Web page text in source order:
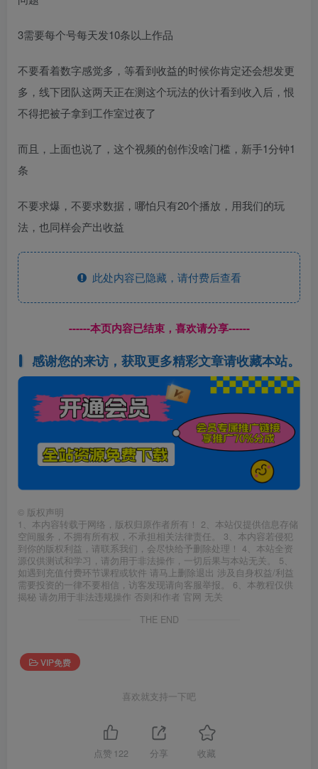
3需要每个号每天发10条以上作品
不要看着数字感觉多，等看到收益的时候你肯定还会想发更
多，线下团队这两天正在测这个玩法的伙计看到收入后，恨
不得把被子拿到工作室过夜了
而且，上面也说了，这个视频的创作没啥门槛，新手1分钟1
条
不要求爆，不要求数据，哪怕只有20个播放，用我们的玩
法，也同样会产出收益
此处内容已隐藏，请付费后查看
------本页内容已结束，喜欢请分享------
感谢您的来访，获取更多精彩文章请收藏本站。
© 版权声明
1、本内容转载于网络，版权归原作者所有！ 2、本站仅提供信息存储
空间服务，不拥有所有权，不承担相关法律责任。 3、本内容若侵犯
到你的版权利益，请联系我们，会尽快给予删除处理！ 4、本站全资
源仅供测试和学习，请勿用于非法操作，一切后果与本站无关。 5、
如遇到充值付费环节课程或软件 请马上删除退出 涉及自身权益/利益
需要投资的一律不要相信，访客发现请向客服举报。 6、本教程仅供
揭秘 请勿用于非法违规操作 否则和作者 官网 无关
THE END
VIP免费
喜欢就支持一下吧
点赞 122 分享 收藏